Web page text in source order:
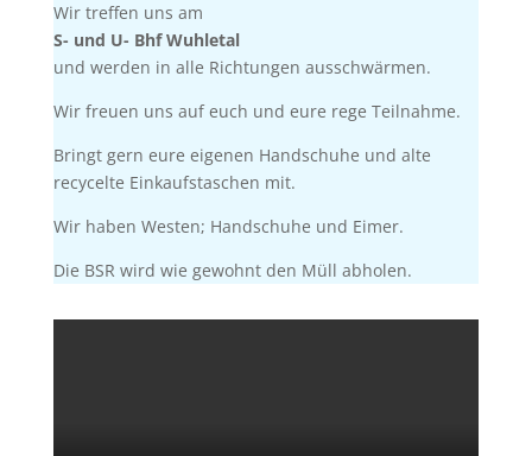
Wir treffen uns am
S- und U- Bhf Wuhletal
und werden in alle Richtungen ausschwärmen.
Wir freuen uns auf euch und eure rege Teilnahme.
Bringt gern eure eigenen Handschuhe und alte
recycelte Einkaufstaschen mit.
Wir haben Westen; Handschuhe und Eimer.
Die BSR wird wie gewohnt den Müll abholen.